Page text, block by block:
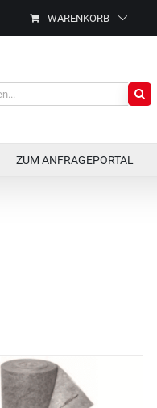
WARENKORB
ZUM ANFRAGEPORTAL